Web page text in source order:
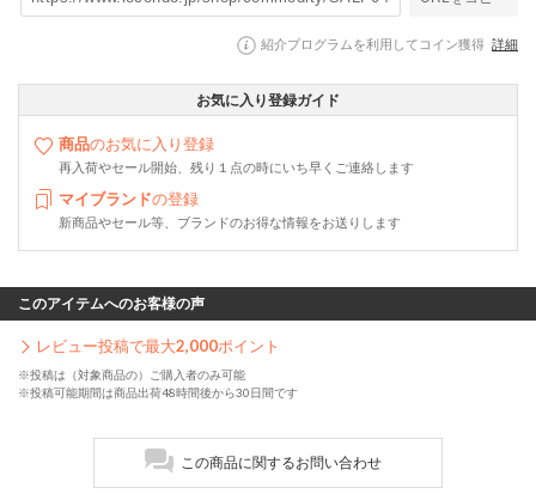
紹介プログラムを利用してコイン獲得 詳細
お気に入り登録ガイド
商品のお気に入り登録
再入荷やセール開始、残り１点の時にいち早くご連絡します
マイブランドの登録
新商品やセール等、ブランドのお得な情報をお送りします
このアイテムへのお客様の声
レビュー投稿で最大2,000ポイント
※投稿は（対象商品の）ご購入者のみ可能
※投稿可能期間は商品出荷48時間後から30日間です
この商品に関するお問い合わせ